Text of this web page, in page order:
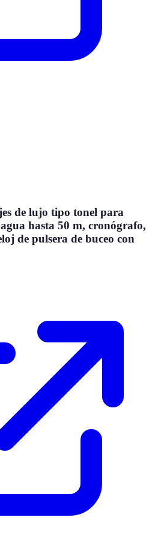
de lujo tipo tonel para
hasta 50 m, cronógrafo,
de pulsera de buceo con